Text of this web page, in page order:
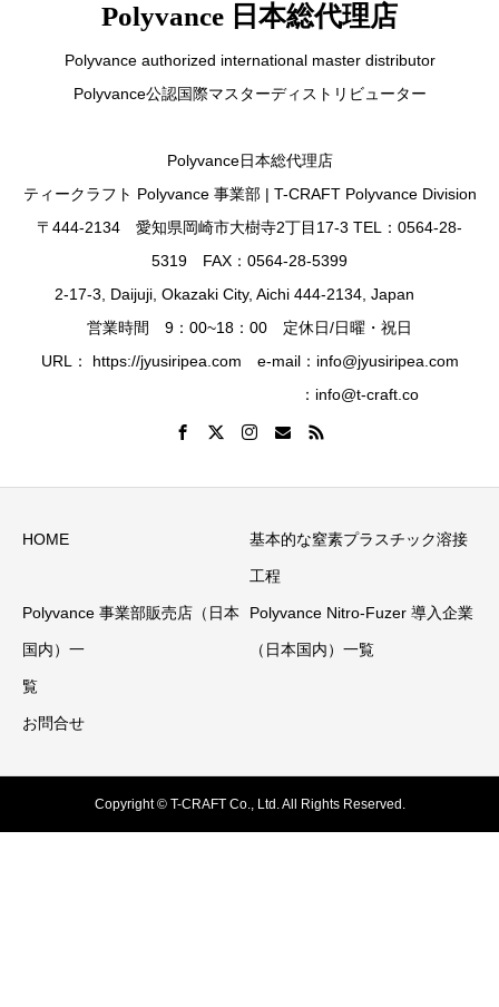
Polyvance 日本総代理店
Polyvance authorized international master distributor
Polyvance公認国際マスターディストリビューター
Polyvance日本総代理店
ティークラフト Polyvance 事業部 | T-CRAFT Polyvance Division
〒444-2134 愛知県岡崎市大樹寺2丁目17-3 TEL：0564-28-
5319 FAX：0564-28-5399
2-17-3, Daijuji, Okazaki City, Aichi 444-2134, Japan
営業時間 9：00~18：00 定休日/日曜・祝日
URL： https://jyusiripea.com e-mail：info@jyusiripea.com
：info@t-craft.co
HOME 基本的な窒素プラスチック溶接
工程
Polyvance 事業部販売店（日本
国内）一
覧
Polyvance Nitro-Fuzer 導入企業
（日本国内）一覧
お問合せ
Copyright © T-CRAFT Co., Ltd. All Rights Reserved.